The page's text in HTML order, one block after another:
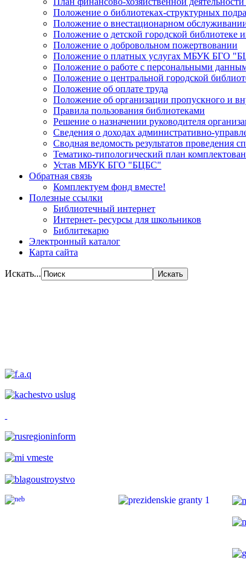
Положение о библиотеках-структурных
Положение о внестационарном обслуживании
Положение о детской городской библиотеке
Положение о добровольном пожертвовании
Положение о платных услугах МБУК БГО
Положение о работе с персональными
Положение о центральной городской
Положение об оплате труда
Положение об организации пропускного и
Правила пользования библиотеками
Решение о назначении руководителя
Сведения о доходах административно-
Сводная ведомость результатов проведения
Тематико-типологический план
Устав МБУК БГО "БЦБС"
Обратная связь
Комплектуем фонд вместе!
Полезные ссылки
Библиотечный интернет
Интернет- ресурсы для школьников
Библитекарю
Электронный каталог
Карта сайта
Искать...